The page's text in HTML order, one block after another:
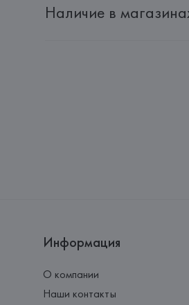
Адрес: Республика Беларусь,
Наличие в
Информация
О компании
Наши контакты